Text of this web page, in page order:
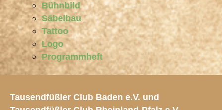
Bühnbild
Säbelbau
Tattoo
Logo
Programmheft
Tausendfüßler Club Baden e.V. und